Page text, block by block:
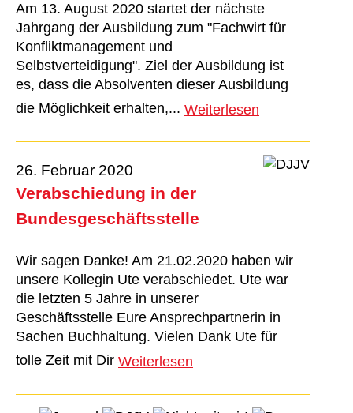
Am 13. August 2020 startet der nächste
Jahrgang der Ausbildung zum "Fachwirt für
Konfliktmanagement und
Selbstverteidigung". Ziel der Ausbildung ist
es, dass die Absolventen dieser Ausbildung
die Möglichkeit erhalten,... Weiterlesen
26. Februar 2020
Verabschiedung in der
Bundesgeschäftsstelle
Wir sagen Danke! Am 21.02.2020 haben wir
unsere Kollegin Ute verabschiedet. Ute war
die letzten 5 Jahre in unserer
Geschäftsstelle Eure Ansprechpartnerin in
Sachen Buchhaltung. Vielen Dank Ute für
tolle Zeit mit Dir Weiterlesen